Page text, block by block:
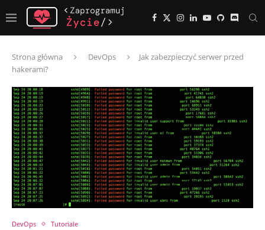
Strona główna DevOps
Jak zabezpieczyć serwer przed
hakerami?
DevOps Tutoriale